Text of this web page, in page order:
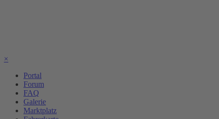
×
Portal
Forum
FAQ
Galerie
Marktplatz